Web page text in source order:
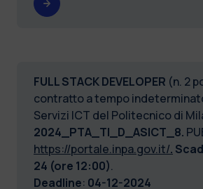
FULL STACK DEVELOPER (n. 2
contratto a tempo
Servizi ICT del Politecnico di
2024_PTA_TI_D_ASICT_8.
https://portale.inpa.gov.it/.
24 (ore 12:00).
Deadline: 04-12-2024